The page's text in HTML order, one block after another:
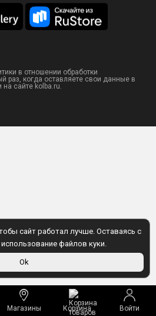
Магазины Корзина Войти
сайт работал лучше. Оставаясь с
файлов куки.
Ok
в отношении обработки
раз, когда оставляете свои данные в
сайте kolba.ru.